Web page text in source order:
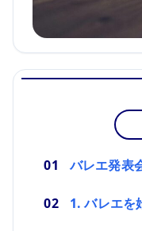
バレエ発表
1. バレエを